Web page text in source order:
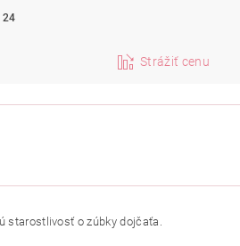
24
Strážiť cenu
starostlivosť o zúbky dojčaťa.